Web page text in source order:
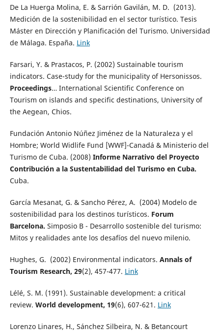
De La Huerga Molina, E. & Sarrión Gavilán, M. D. (2013).
Medición de la sostenibilidad en el sector turístico. Tesis
Máster en Dirección y Planificación del Turismo. Universidad
de Málaga. España. Link
Farsari, Y. & Prastacos, P. (2002) Sustainable tourism
indicators. Case-study for the municipality of Hersonissos.
Proceedings… International Scientific Conference on
Tourism on islands and specific destinations, University of
the Aegean, Chios.
Fundación Antonio Núñez Jiménez de la Naturaleza y el
Hombre; World Widlife Fund [WWF]-Canadá & Ministerio del
Turismo de Cuba. (2008) Informe Narrativo del Proyecto
Contribución a la Sustentabilidad del Turismo en Cuba.
Cuba.
García Mesanat, G. & Sancho Pérez, A. (2004) Modelo de
sostenibilidad para los destinos turísticos. Forum
Barcelona. Simposio B - Desarrollo sostenible del turismo:
Mitos y realidades ante los desafíos del nuevo milenio.
Hughes, G. (2002) Environmental indicators. Annals of
Tourism Research, 29(2), 457-477. Link
Lélé, S. M. (1991). Sustainable development: a critical
review. World development, 19(6), 607-621. Link
Lorenzo Linares, H., Sánchez Silbeira, N. & Betancourt